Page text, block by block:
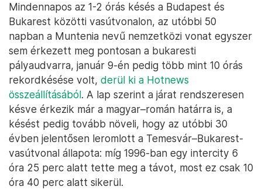
Mindennapos az 1-2 órás késés a Budapest és
Bukarest közötti vasútvonalon, az utóbbi 50
napban a Muntenia nevű nemzetközi vonat egyszer
sem érkezett meg pontosan a bukaresti
pályaudvarra, január 9-én pedig több mint 10 órás
rekordkésése volt, derül ki a Hotnews
összeállításából. A lap szerint a járat rendszeresen
késve érkezik már a magyar–román határra is, a
késést pedig tovább növeli, hogy az utóbbi 30
évben jelentősen leromlott a Temesvár–Bukarest-
vasútvonal állapota: míg 1996-ban egy intercity 6
óra 25 perc alatt tette meg a távot, most ez csak 10
óra 40 perc alatt sikerül.